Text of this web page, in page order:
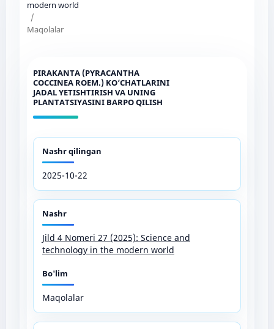
modern world
/
Maqolalar
PIRAKANTA (PYRACANTHA
COCCINEA ROEM.) KO‘CHATLARINI
JADAL YETISHTIRISH VA UNING
PLANTATSIYASINI BARPO QILISH
Nashr qilingan
2025-10-22
Nashr
Jild 4 Nomeri 27 (2025): Science and
technology in the modern world
Bo'lim
Maqolalar